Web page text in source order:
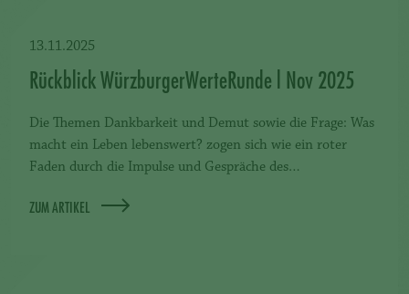
Rückblick WürzburgerWerteRunde l Nov 2025
Die Themen Dankbarkeit und Demut sowie die Frage: Was
macht ein Leben lebenswert? zogen sich wie ein roter
Faden durch die Impulse und Gespräche des…
ZUM ARTIKEL
13.11.2025